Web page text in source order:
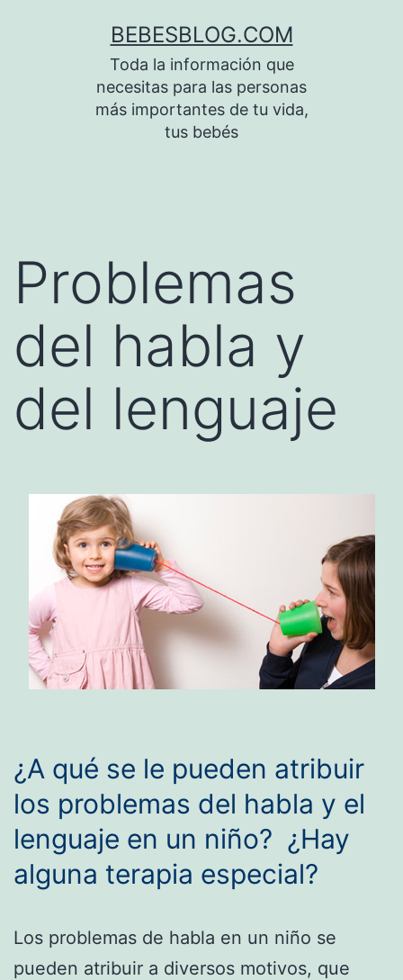
BEBESBLOG.COM
Toda la información que
necesitas para las personas
más importantes de tu vida,
tus bebés
Problemas
del habla y
del lenguaje
¿A qué se le pueden atribuir
los problemas del habla y el
lenguaje en un niño? ¿Hay
alguna terapia especial?
Los problemas de habla en un niño se
pueden atribuir a diversos motivos, que